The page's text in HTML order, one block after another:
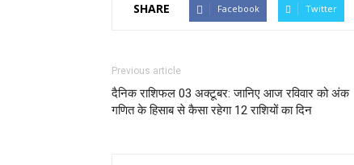
SHARE Facebook Twitter
Previous article
दैनिक राशिफल 03 अक्टूबर: जानिए आज रविवार को अंक
गणित के हिसाब से कैसा रहेगा 12 राशियों का दिन